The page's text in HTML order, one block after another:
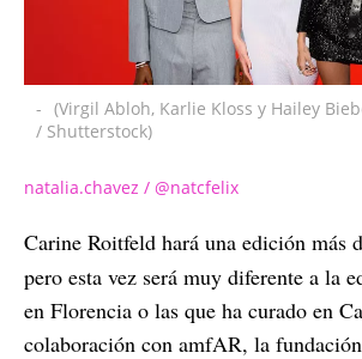
- (Virgil Abloh, Karlie Kloss y Hailey
/ Shutterstock)
natalia.chavez / @natcfelix
Carine Roitfeld hará una edición más
pero esta vez será muy diferente a la
en Florencia o las que ha curado en
colaboración con amfAR, la